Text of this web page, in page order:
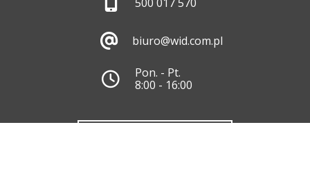
biuro@wid.com.pl
Pon. - Pt.
8:00 - 16:00